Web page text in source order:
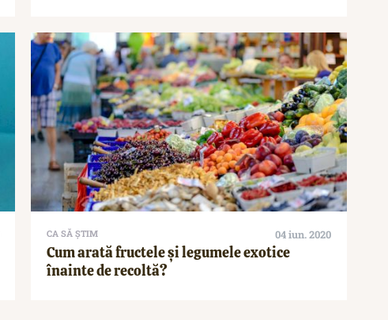
CA SĂ ȘTIM 04 iun. 2020
Cum arată fructele și legumele exotice
înainte de recoltă?